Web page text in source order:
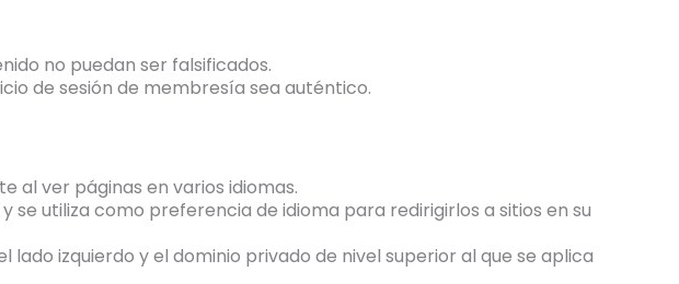
no puedan ser falsificados.
de sesión de membresía sea auténtico.
al ver páginas en varios idiomas.
utiliza como preferencia de idioma para redirigirlos a sitios en su
izquierdo y el dominio privado de nivel superior al que se aplica